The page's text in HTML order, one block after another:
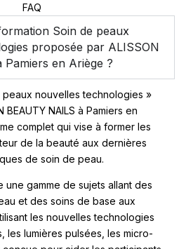
FAQ
Soin de peaux
proposée par ALISSON
Pamiers en Ariège ?
peaux nouvelles technologies »
NAILS à Pamiers en
complet qui vise à former les
de la beauté aux dernières
de soin de peau.
une gamme de sujets allant des
et des soins de base aux
les nouvelles technologies
les lumières pulsées, les micro-